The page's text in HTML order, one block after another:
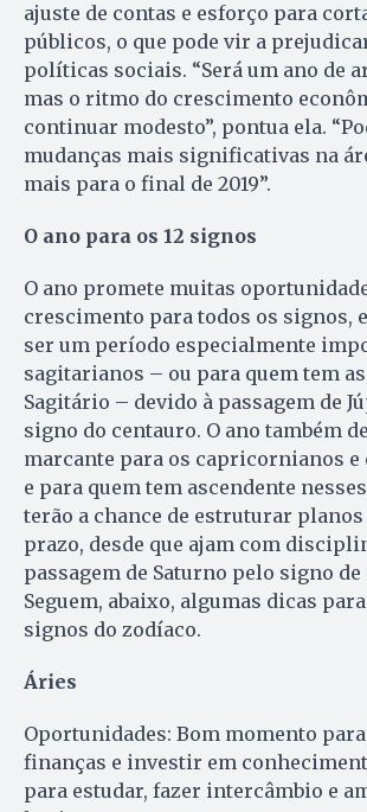
ajuste de contas e esforço para
públicos, o que pode vir a
políticas sociais. “Será um ano de
mas o ritmo do crescimento
continuar modesto”, pontua ela.
mudanças mais significativas na
mais para o final de 2019”.
O ano para os 12 signos
O ano promete muitas
crescimento para todos os signos,
ser um período especialmente
sagitarianos – ou para quem tem
Sagitário – devido à passagem de
signo do centauro. O ano também
marcante para os capricornianos e
e para quem tem ascendente
terão a chance de estruturar
prazo, desde que ajam com
passagem de Saturno pelo signo
Seguem, abaixo, algumas dicas
signos do zodíaco.
Áries
Oportunidades: Bom momento
finanças e investir em
para estudar, fazer intercâmbio e